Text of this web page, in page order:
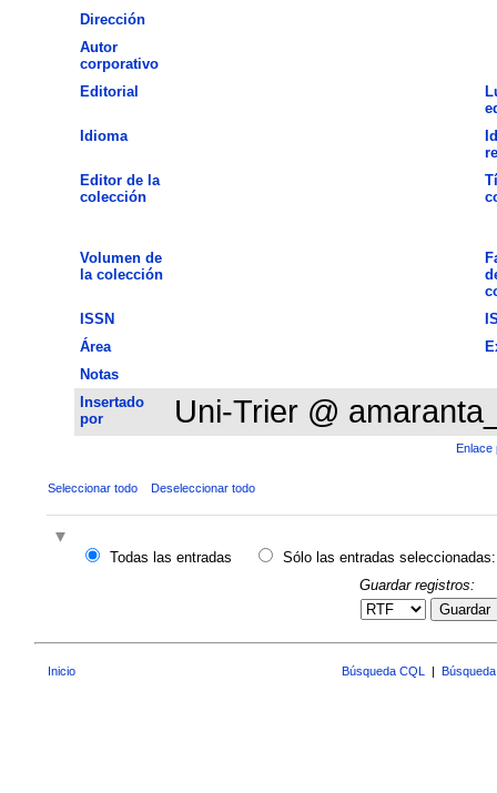
Dirección
Autor
corporativo
Editorial
Idioma
Editor de la
colección
Volumen de
la colección
ISSN
Área
Notas
Insertado
por
Uni-Trier @
Enlace
Seleccionar todo Deseleccionar todo
Todas las entradas
Sólo las entradas seleccionadas:
Guardar registros:
Guardar
Inicio Búsqueda CQL